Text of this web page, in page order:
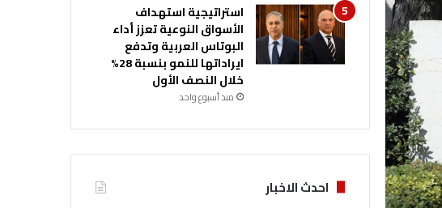
استراتيجية استهداف
الأسواق النوعية تعزز أداء
البوتاس العربية وتدفع
ايراداتها للنمو بنسبة 28%
خلال النصف الأول
منذ أسبوع واحد
احدث الاخبار